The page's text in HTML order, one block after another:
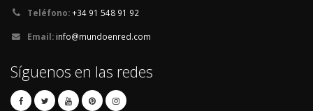
Teléfono:+34 91 548 91 92
Email: info@mundoenred.com
Síguenos en las redes